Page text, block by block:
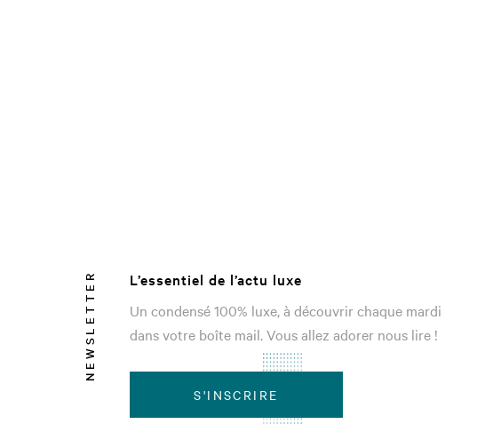
NEWSLETTER
L’essentiel de l’actu luxe
Un condensé 100% luxe, à découvrir chaque mardi
dans votre boîte mail. Vous allez adorer nous lire !
S'INSCRIRE